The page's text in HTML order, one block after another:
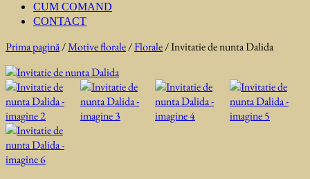
CUM COMAND
CONTACT
Prima pagină/Motive florale/Florale/ Invitatie de nunta Dalida